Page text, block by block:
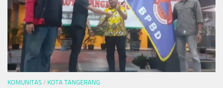
KOMUNITAS / KOTA TANGERANG